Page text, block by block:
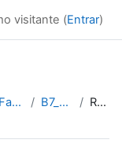
visitante (Entrar)
Direito da Família e das Crianças B7_2016_2017 Recursos